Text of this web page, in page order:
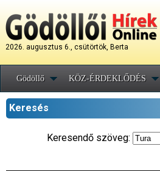
2026. augusztus 6., csütörtök, Berta
Gödöllő KÖZ-ÉRDEKLŐDÉS
Keresés
Keresendő szöveg: